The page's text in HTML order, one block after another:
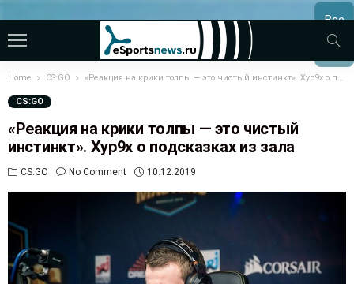
Все
МАТЧИ
Home CS:GO «Реакция на крики толпы — это чистый инстинкт». Xyp9x о подсказках из зала
CS:GO
«Реакция на крики толпы — это чистый
инстинкт». Xyp9x о подсказках из зала
CS:GO No Comment 10.12.2019